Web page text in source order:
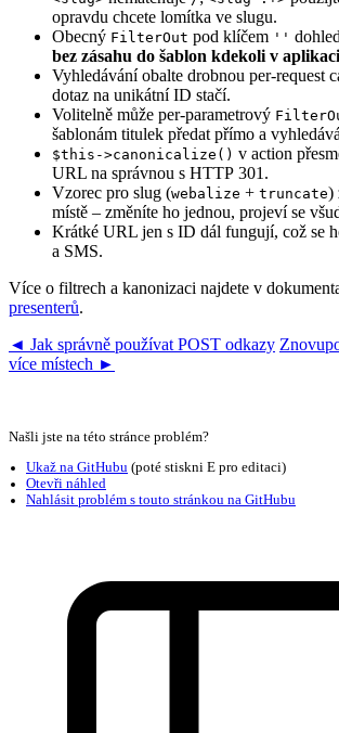
opravdu chcete lomítka ve slugu.
Obecný FilterOut pod klíčem ''
bez zásahu do šablon kdekoli v aplikaci
Vyhledávání obalte drobnou per-request
dotaz na unikátní ID stačí.
Volitelně může per-parametrový
šablonám titulek předat přímo a
$this->canonicalize() v action
URL na správnou s HTTP 301.
Vzorec pro slug (webalize + truncate)
místě – změníte ho jednou, projeví se
Krátké URL jen s ID dál fungují, což se
a SMS.
Více o filtrech a kanonizaci najdete v
presenterů.
◄ Jak správně používat POST odkazy
více místech ►